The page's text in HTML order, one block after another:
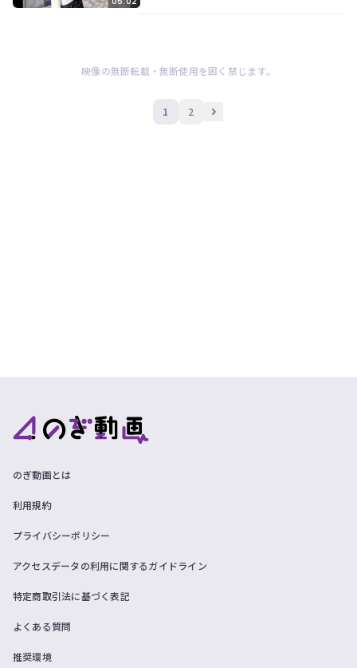
映像の無断転載・無断使用を固く禁じます。
1 2
のぎ動画とは
利用規約
プライバシーポリシー
アクセスデータの利用に関するガイドライン
特定商取引法に基づく表記
よくある質問
推奨環境